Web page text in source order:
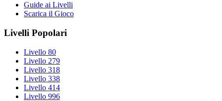
Guide ai Livelli
Scarica il Gioco
Livelli Popolari
Livello 80
Livello 279
Livello 318
Livello 338
Livello 414
Livello 996